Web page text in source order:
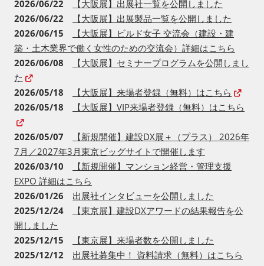
ました
2026/06/22 【大阪展】出展社一覧を公開しました
2026/06/22 【大阪展】出展製品一覧を公開しました
2026/06/15【大阪展】ビルド女子 交流会（建設・建
築・土木業界で働く女性のための交流会）詳細はこちら
2026/06/08
た
2026/05/18 【大阪展】来場者登録（無料）はこちら
2026/05/18
2026/05/07【新規開催】建設DX展＋（プラス） 2026年
7月／2027年3月東京ビッグサイトで開催します
2026/03/10【新規開催】マンション経営・管理支援
EXPO 詳細はこちら
2026/01/26 出展社インタビューを公開しました
2025/12/24
開しました
2025/12/15 【東京展】来場者数を公開しました